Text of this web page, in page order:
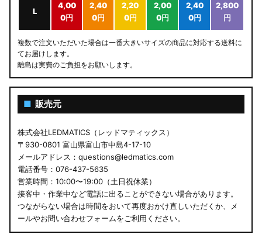
L
4,00
0円
2,40
0円
2,20
0円
2,00
0円
2,40
0円
2,800
円
複数で注文いただいた場合は一番大きいサイズの商品に対応する送料に
てお届けします。
離島は実費のご負担をお願いします。
■ 販売元
株式会社LEDMATICS（レッドマティックス）
〒930-0801 富山県富山市中島4-17-10
メールアドレス：questions@ledmatics.com
電話番号：076-437-5635
営業時間：10:00〜19:00（土日祝休業）
接客中・作業中など電話に出ることができない場合があります。
つながらない場合は時間をおいて再度おかけ直しいただくか、メ
ールやお問い合わせフォームをご利用ください。